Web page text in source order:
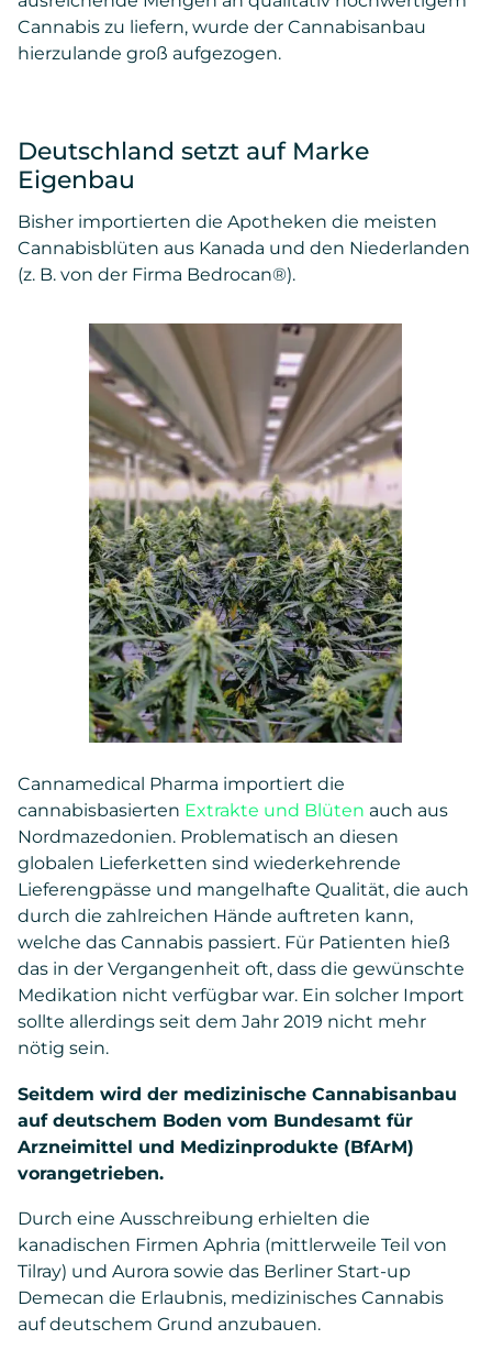
Cannabis zu liefern, wurde der Cannabisanbau
hierzulande groß aufgezogen.
Deutschland setzt auf Marke
Eigenbau
Bisher importierten die Apotheken die meisten
Cannabisblüten aus Kanada und den Niederlanden
(z. B. von der Firma Bedrocan®).
Cannamedical Pharma importiert die
cannabisbasierten Extrakte und Blüten auch aus
Nordmazedonien. Problematisch an diesen
globalen Lieferketten sind wiederkehrende
Lieferengpässe und mangelhafte Qualität, die auch
durch die zahlreichen Hände auftreten kann,
welche das Cannabis passiert. Für Patienten hieß
das in der Vergangenheit oft, dass die gewünschte
Medikation nicht verfügbar war. Ein solcher Import
sollte allerdings seit dem Jahr 2019 nicht mehr
nötig sein.
Seitdem wird der medizinische Cannabisanbau
auf deutschem Boden vom Bundesamt für
Arzneimittel und Medizinprodukte (BfArM)
vorangetrieben.
Durch eine Ausschreibung erhielten die
kanadischen Firmen Aphria (mittlerweile Teil von
Tilray) und Aurora sowie das Berliner Start-up
Demecan die Erlaubnis, medizinisches Cannabis
auf deutschem Grund anzubauen.